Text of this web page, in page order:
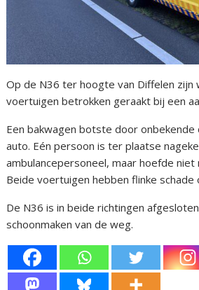
Op de N36 ter hoogte van Diffelen zijn
voertuigen betrokken geraakt bij een
Een bakwagen botste door onbekende
auto. Eén persoon is ter plaatse
ambulancepersoneel, maar hoefde niet
Beide voertuigen hebben flinke schade
De N36 is in beide richtingen
schoonmaken van de weg.